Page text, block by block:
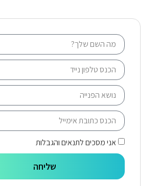
אני מסכים לתנאים והגבלות
שליחה